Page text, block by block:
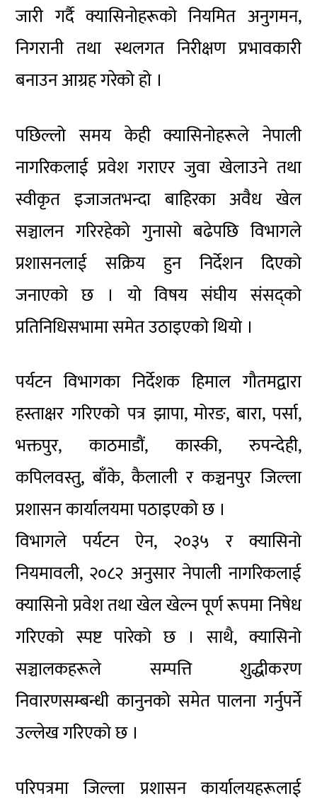
जारी गर्दै क्यासिनोहरूको नियमित अनुगमन,
निगरानी तथा स्थलगत निरीक्षण प्रभावकारी
बनाउन आग्रह गरेको हो ।
पछिल्लो समय केही क्यासिनोहरूले नेपाली
नागरिकलाई प्रवेश गराएर जुवा खेलाउने तथा
स्वीकृत इजाजतभन्दा बाहिरका अवैध खेल
सञ्चालन गरिरहेको गुनासो बढेपछि विभागले
प्रशासनलाई सक्रिय हुन निर्देशन दिएको
जनाएको छ । यो विषय संघीय संसद्को
प्रतिनिधिसभामा समेत उठाइएको थियो ।
पर्यटन विभागका निर्देशक हिमाल गौतमद्वारा
हस्ताक्षर गरिएको पत्र झापा, मोरङ, बारा, पर्सा,
भक्तपुर, काठमाडौं, कास्की, रुपन्देही,
कपिलवस्तु, बाँके, कैलाली र कञ्चनपुर जिल्ला
प्रशासन कार्यालयमा पठाइएको छ ।
विभागले पर्यटन ऐन, २०३५ र क्यासिनो
नियमावली, २०८२ अनुसार नेपाली नागरिकलाई
क्यासिनो प्रवेश तथा खेल खेल्न पूर्ण रूपमा निषेध
गरिएको स्पष्ट पारेको छ । साथै, क्यासिनो
सञ्चालकहरूले सम्पत्ति शुद्धीकरण
निवारणसम्बन्धी कानुनको समेत पालना गर्नुपर्ने
उल्लेख गरिएको छ ।
परिपत्रमा जिल्ला प्रशासन कार्यालयहरूलाई